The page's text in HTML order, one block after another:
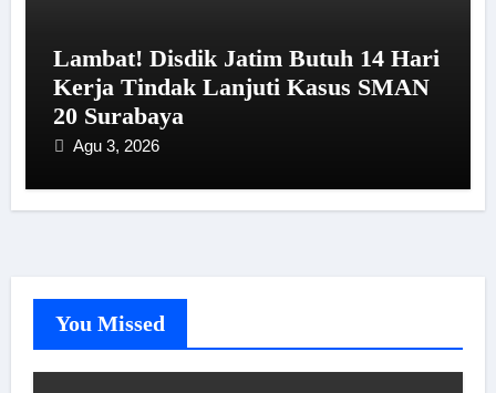
Lambat! Disdik Jatim Butuh 14 Hari
Kerja Tindak Lanjuti Kasus SMAN
20 Surabaya
Agu 3, 2026
You Missed